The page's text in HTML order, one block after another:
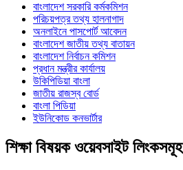
বাংলাদেশ সরকারি কর্মকমিশন
পরিচয়পত্র তথ্য হালনাগাদ
অনলাইনে পাসপোর্ট আবেদন
বাংলাদেশ জাতীয় তথ্য বাতায়ন
বাংলাদেশ নির্বাচন কমিশন
প্রধান মন্ত্রীর কার্যালয়
উকিপিডিয়া বাংলা
জাতীয় রাজস্ব বোর্ড
বাংলা পিডিয়া
ইউনিকোড কনভার্টার
শিক্ষা বিষয়ক ওয়েবসাইট লিংকসমূহ